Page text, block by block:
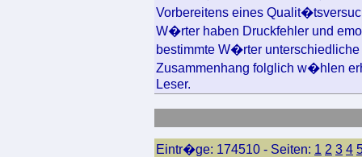
Vorbereitens eines
W�rter haben Druckfehler und
bestimmte W�rter
Zusammenhang folglich w�hlen
Leser.
Eintr�ge: 174510 - Seiten: 1 2 3 4